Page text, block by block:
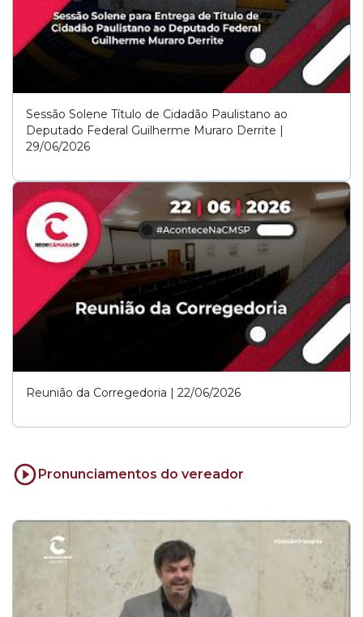
Sessão Solene Título de Cidadão Paulistano ao
Deputado Federal Guilherme Muraro Derrite |
29/06/2026
Reunião da Corregedoria | 22/06/2026
Pronunciamentos do vereador